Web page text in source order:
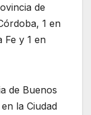
de
1 en
Fe y 1 en
de Buenos
la Ciudad